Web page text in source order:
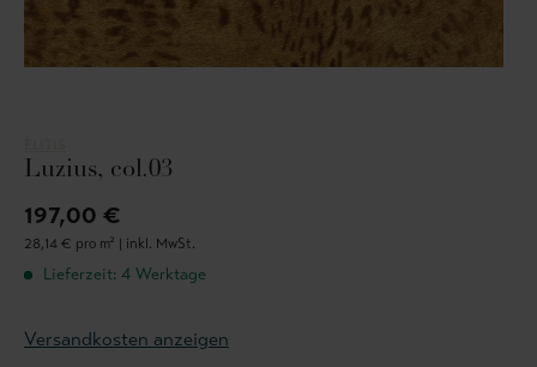
Luzius, col.03
197,00 €
28,14 € pro m² | inkl. MwSt.
Lieferzeit: 4 Werktage
Versandkosten anzeigen